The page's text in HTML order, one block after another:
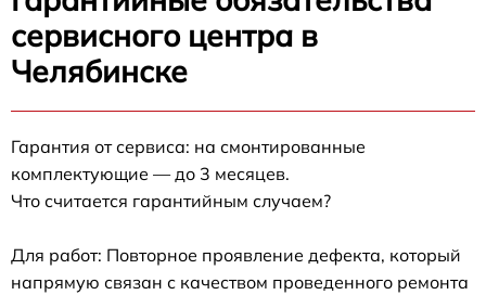
сервисного центра в
Челябинске
Гарантия от сервиса: на смонтированные
комплектующие — до 3 месяцев.
Что считается гарантийным случаем?
Для работ: Повторное проявление дефекта, который
напрямую связан с качеством проведенного ремонта